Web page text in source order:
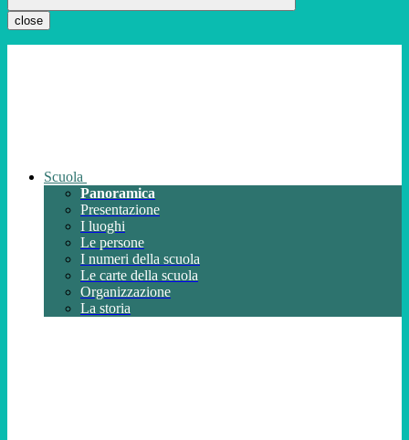
close
Scuola
Panoramica
Presentazione
I luoghi
Le persone
I numeri della scuola
Le carte della scuola
Organizzazione
La storia